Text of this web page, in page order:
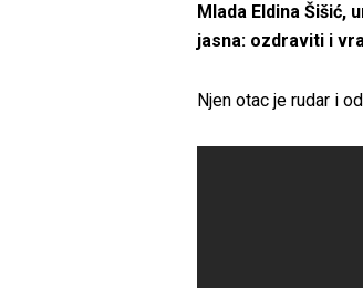
Mlada Eldina Šišić,
jasna: ozdraviti i
Njen otac je rudar i